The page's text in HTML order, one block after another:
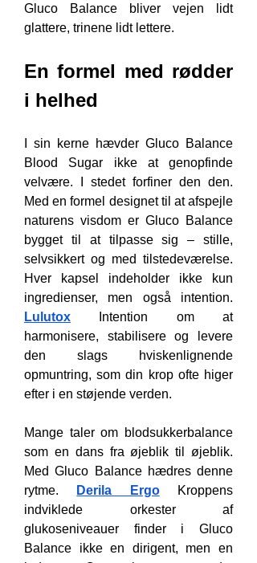
Gluco Balance bliver vejen lidt
glattere, trinene lidt lettere.
En formel med rødder
i helhed
I sin kerne hævder Gluco Balance
Blood Sugar ikke at genopfinde
velvære. I stedet forfiner den den.
Med en formel designet til at afspejle
naturens visdom er Gluco Balance
bygget til at tilpasse sig – stille,
selvsikkert og med tilstedeværelse.
Hver kapsel indeholder ikke kun
Lulutox
Intention om at
harmonisere, stabilisere og levere
den slags hviskenlignende
opmuntring, som din krop ofte higer
efter i en støjende verden.
Mange taler om blodsukkerbalance
som en dans fra øjeblik til øjeblik.
Med Gluco Balance hædres denne
rytme.
Derila Ergo Kroppens
indviklede orkester af
glukoseniveauer finder i Gluco
Balance ikke en dirigent, men en